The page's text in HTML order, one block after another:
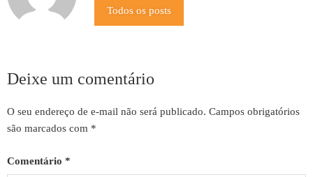
Todos os posts
Deixe um comentário
O seu endereço de e-mail não será publicado. Campos obrigatórios
são marcados com *
Comentário *